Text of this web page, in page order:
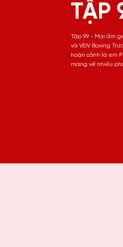
TẬP
Tập 99 - Mái ấm
và VĐV Boxing
hoàn cảnh là em
mang về nhiều